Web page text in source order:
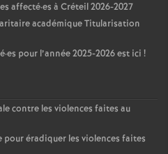
affecté·es à Créteil 2026-2027
académique Titularisation
·es pour l’année 2025-2026 est ici !
contre les violences faites au
pour éradiquer les violences faites